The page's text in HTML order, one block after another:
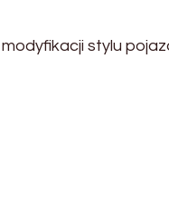
stylu